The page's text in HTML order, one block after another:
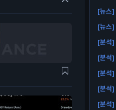
[뉴스]
[뉴스]
[분석]
[분석]
[분석]
[분석]
[분석]